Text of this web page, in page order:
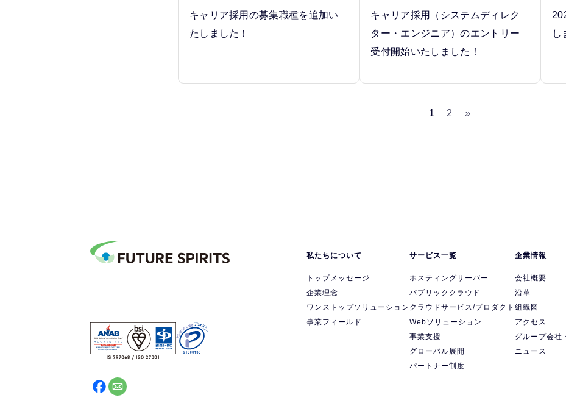
キャリア採用の募集職種を追加い
たしました！
キャリア採用（システムディレク
ター・エンジニア）のエントリー
受付開始いたしました！
し
1 2 »
私たちについて
トップメッセージ
企業理念
ワンストップソリューション
事業フィールド
サービス一覧
ホスティングサーバー
パブリッククラウド
クラウドサービス/プロダクト
Webソリューション
事業支援
グローバル展開
パートナー制度
企業情報
会社概要
沿革
組織図
アクセス
グループ会社
ニュース